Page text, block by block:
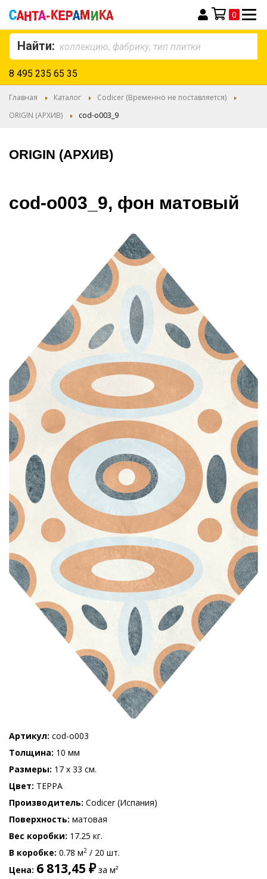
Моя корзина
0
Найти:
8 495 235 65 35
Главная Каталог
Codicer (Временно не поставляется)
ORIGIN (АРХИВ)
cod-o003_9
ORIGIN (АРХИВ)
cod-o003_9, фон матовый
Артикул cod-o003
Толщина 10 мм
Размеры 17 x 33 см.
Цвет ТЕРРА
Производитель Codicer (Испания)
Поверхность матовая
Вес коробки 17.25 кг.
В коробке 0.78 м2 / 20 шт.
Цена 6 813,45 ₽за м²